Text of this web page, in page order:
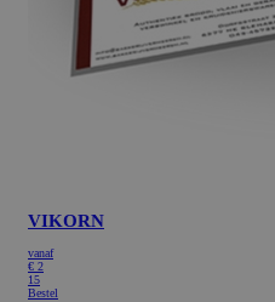
VIKORN
vanaf
€ 2
15
Bestel